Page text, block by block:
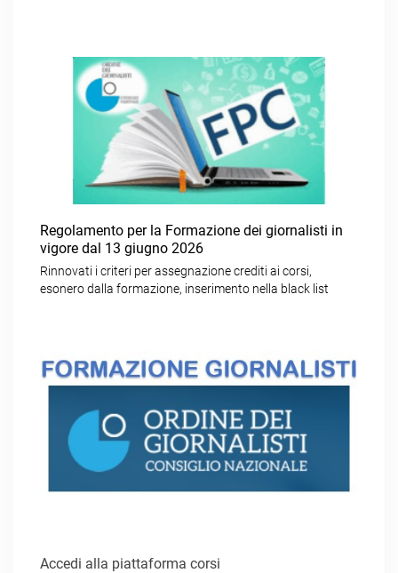
Regolamento per la Formazione dei giornalisti in
vigore dal 13 giugno 2026
Rinnovati i criteri per assegnazione crediti ai corsi,
esonero dalla formazione, inserimento nella black list
Accedi alla piattaforma corsi